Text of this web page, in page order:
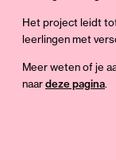
Het project leidt
leerlingen met
Meer weten of je
naardeze pagina